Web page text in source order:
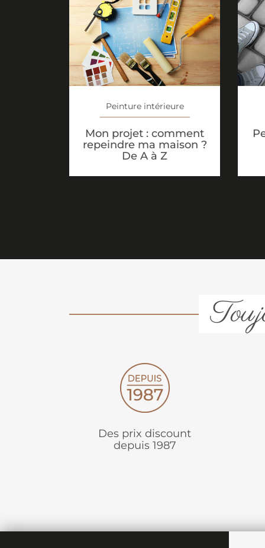
Peinture intérieure
Mon projet : comment
repeindre ma maison ?
De A à Z
Des prix discount
depuis 1987